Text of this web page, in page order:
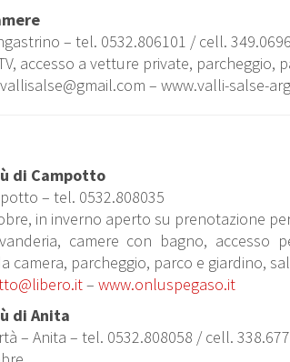
– tel. 0532.806101 / cell.
accesso a vetture private, parcheggio,
– www.valli-salse-
di Campotto
– tel. 0532.808035
in inverno aperto su prenotazione
camere con bagno, accesso
camera, parcheggio, parco e giardino,
– www.onluspegaso.it
di Anita
– Anita – tel. 0532.808058 / cell.